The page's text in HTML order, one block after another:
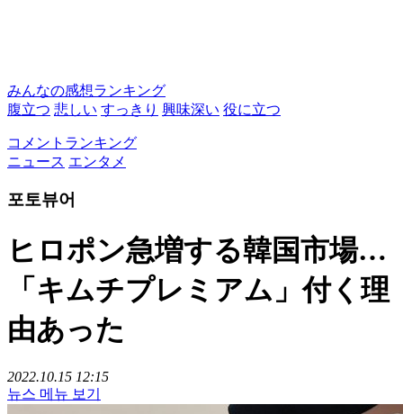
みんなの感想ランキング
腹立つ 悲しい すっきり 興味深い 役に立つ
コメントランキング
ニュース エンタメ
포토뷰어
ヒロポン急増する韓国市場…
「キムチプレミアム」付く理
由あった
2022.10.15 12:15
뉴스 메뉴 보기